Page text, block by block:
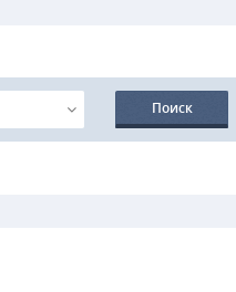
Поиск